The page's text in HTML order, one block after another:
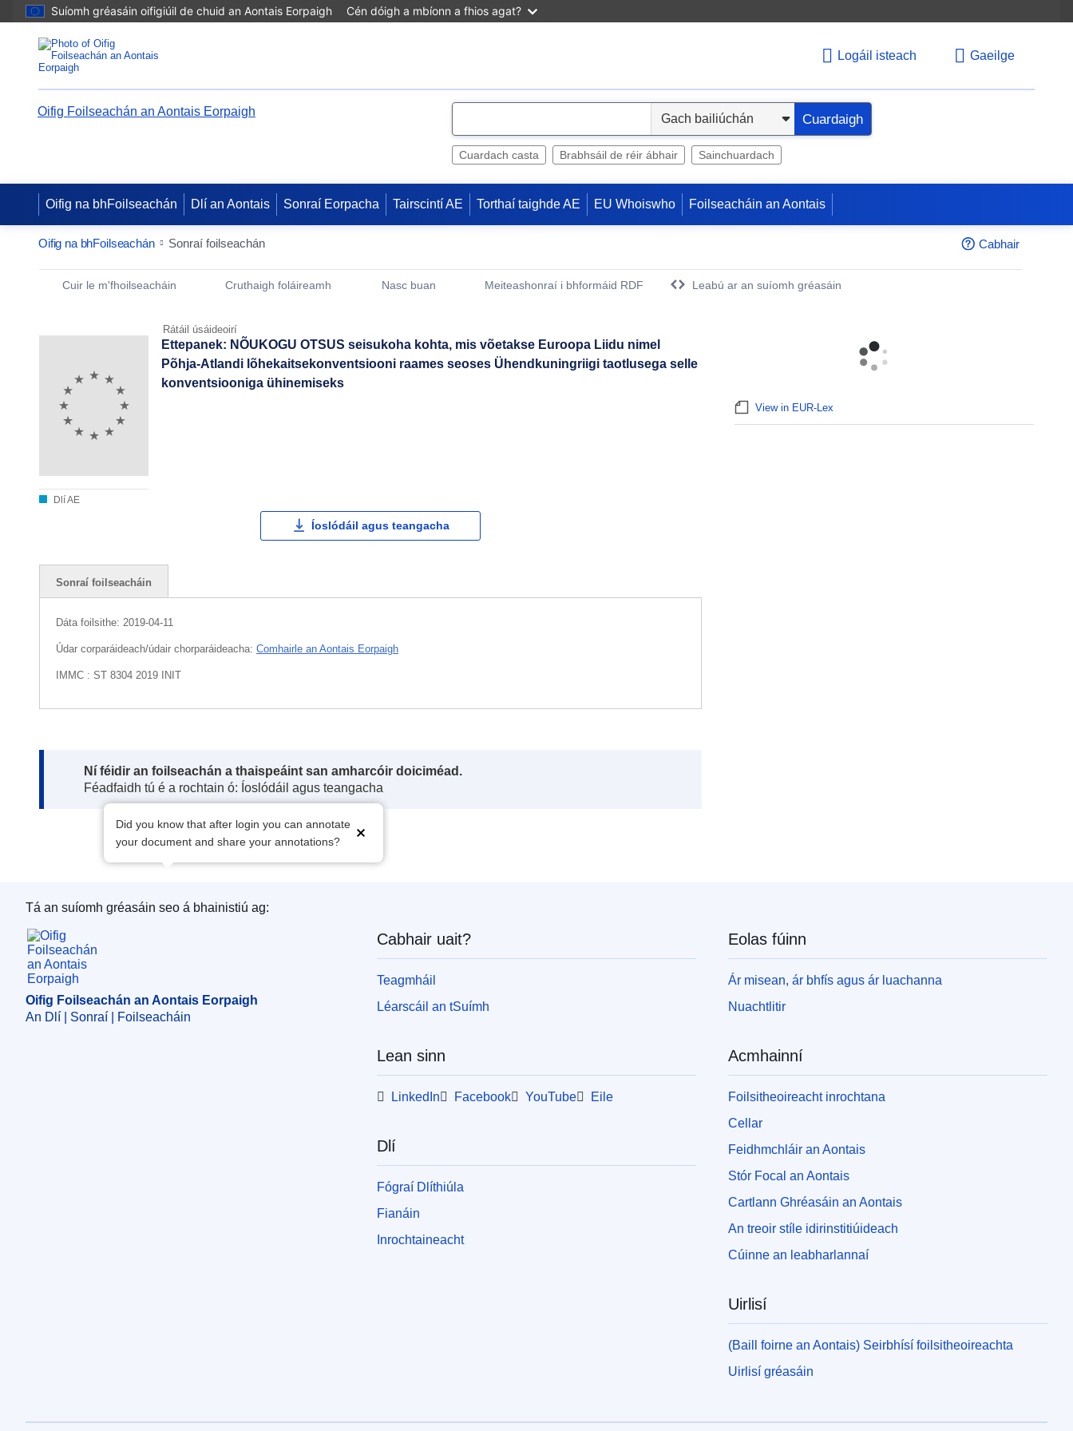
Suíomh gréasáin oifigiúil de chuid an Aontais Eorpaigh Cén dóigh a mbíonn a fhios agat?
Logáil isteach Gaeilge
Oifig Foilseachán an Aontais Eorpaigh
e
Cuardaigh
Cuardach casta Brabhsáil de réir ábhair Sainchuardach
Oifig na bhFoilseachán Dlí an Aontais Sonraí Eorpacha Tairscintí AE Torthaí taighde AE EU Whoiswho Foilseacháin an Aontais
Oifig na bhFoilseachán Sonraí foilseachán Cabhair
Publication Detail Actions Portlet
Cuir le m'fhoilseacháin Cruthaigh foláireamh Nasc buan
Meiteashonraí i bhformáid RDF
Leabú ar an suíomh gréasáin
Rátáil úsáideoirí
Dlí AE
Ettepanek: NÕUKOGU OTSUS seisukoha kohta, mis võetakse Euroopa Liidu nimel
Põhja-Atlandi lõhekaitsekonventsiooni raames seoses Ühendkuningriigi taotlusega selle
konventsiooniga ühinemiseks
Íoslódáil agus teangacha
Sonraí foilseacháin
Dáta foilsithe: 2019-04-11
Údar corparáideach/údair chorparáideacha: Comhairle an Aontais Eorpaigh
IMMC : ST 8304 2019 INIT
Note:
Ní féidir an foilseachán a thaispeáint san amharcóir doiciméad.
Féadfaidh tú é a rochtain ó: Íoslódáil agus teangacha
Did you know that after login you can annotate
your document and share your annotations?
View in EUR-Lex
Oifig Foilseachán an Aontais Eorpaigh
Tá an suíomh gréasáin seo á bhainistiú ag:
Oifig Foilseachán an Aontais Eorpaigh
An Dlí | Sonraí | Foilseacháin
Cabhair uait?
Teagmháil
Léarscáil an tSuímh
Lean sinn
LinkedIn Facebook YouTube Eile
Dlí
Fógraí Dlíthiúla
Fianáin
Inrochtaineacht
Eolas fúinn
Ár misean, ár bhfís agus ár luachanna
Nuachtlitir
Acmhainní
Foilsitheoireacht inrochtana
Cellar
Feidhmchláir an Aontais
Stór Focal an Aontais
Cartlann Ghréasáin an Aontais
An treoir stíle idirinstitiúideach
Cúinne an leabharlannaí
Uirlisí
(Baill foirne an Aontais) Seirbhísí foilsitheoireachta
Uirlisí gréasáin